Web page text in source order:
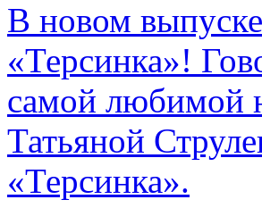
В новом
«Терсинка»!
самой любимой
Татьяной
«Терсинка».